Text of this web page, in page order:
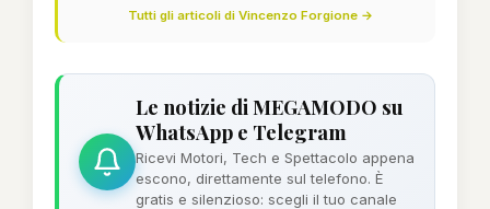
Tutti gli articoli di Vincenzo Forgione →
Le notizie di MEGAMODO su
WhatsApp e Telegram
Ricevi Motori, Tech e Spettacolo appena
escono, direttamente sul telefono. È
gratis e silenzioso: scegli il tuo canale